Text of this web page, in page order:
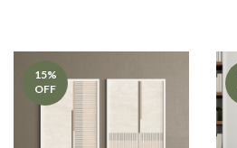
15%
OFF